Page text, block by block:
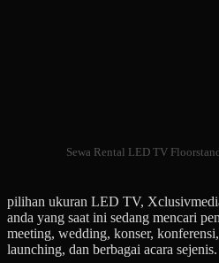
Sewa Rental LED TV
pilihan ukuran LED TV,
anda yang saat ini sedang mencari
meeting, wedding, konser,
launching, dan berbagai acara sejenis.